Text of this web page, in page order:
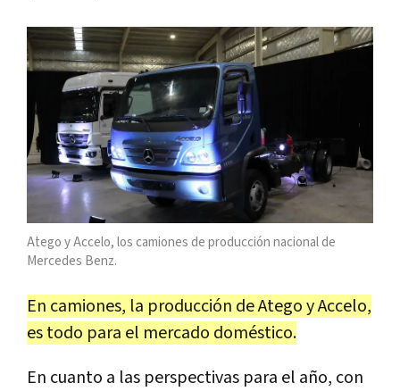
Atego y Accelo, los camiones de producción nacional de
Mercedes Benz.
En camiones, la producción de Atego y Accelo,
es todo para el mercado doméstico.
En cuanto a las perspectivas para el año, con